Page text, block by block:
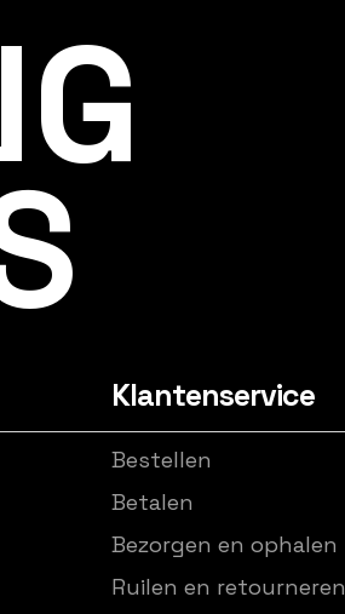
Klantenservice
Bestellen
Betalen
Bezorgen en ophalen
Ruilen en retourneren